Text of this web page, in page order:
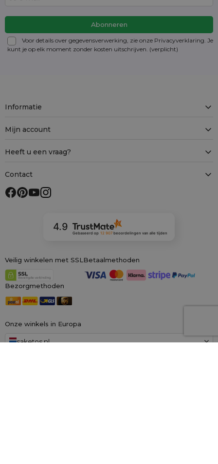
Voor details over gegevensverwerking, zie onze Privacyverklaring. Je
kunt je op elk moment zonder kosten uitschrijven. (verplicht)
Onze winkels in Europa
saketos.nl
Informatie
Mijn account
Heeft u een vraag?
Contact
4.9
Gebaseerd op 12 907beoordelingen van alle tijden
Veilig winkelen met SSL Betaalmethoden
Bezorgmethoden